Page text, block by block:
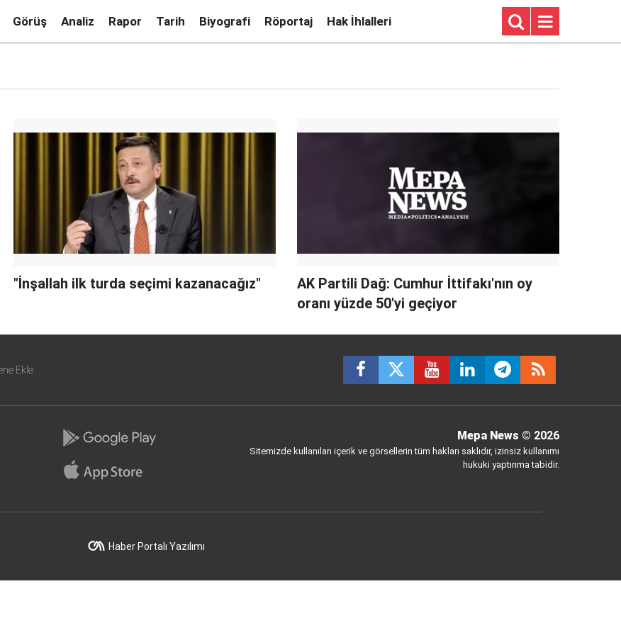
Görüş Analiz Rapor Tarih Biyografi Röportaj Hak İhlalleri
"İnşallah ilk turda seçimi kazanacağız"
AK Partili Dağ: Cumhur İttifakı'nın oy
oranı yüzde 50'yi geçiyor
Ekle
Mepa News © 2026
Sitemizde kullanılan içerik ve görsellerin tüm hakları saklıdır, izinsiz kullanımı
hukuki yaptırıma tabidir.
Haber Portalı Yazılımı